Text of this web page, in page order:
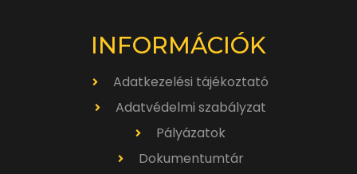
INFORMÁCIÓK
Adatkezelési tájékoztató
Adatvédelmi szabályzat
Pályázatok
Dokumentumtár